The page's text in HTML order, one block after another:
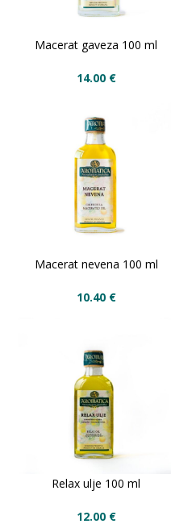
Macerat gaveza 100 ml
14.00 €
Macerat nevena 100 ml
10.40 €
Relax ulje 100 ml
12.00 €